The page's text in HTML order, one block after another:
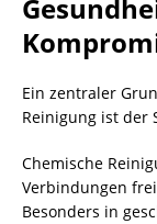
Ein zentraler
Reinigung ist der
Chemische
Verbindungen
Besonders in